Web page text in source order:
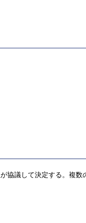
協議して決定する。複数